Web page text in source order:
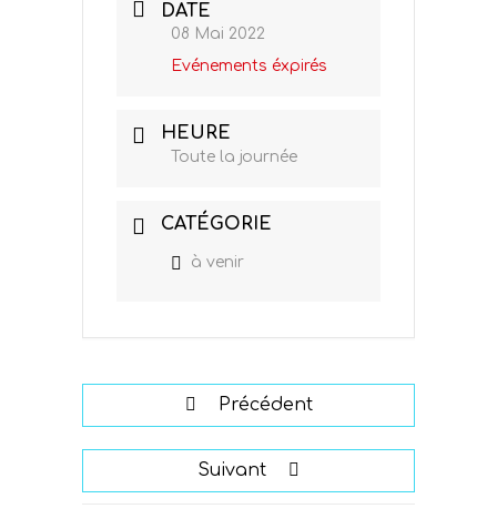
DATE
08 Mai 2022
Evénements éxpirés
HEURE
Toute la journée
CATÉGORIE
à venir
Précédent
Suivant